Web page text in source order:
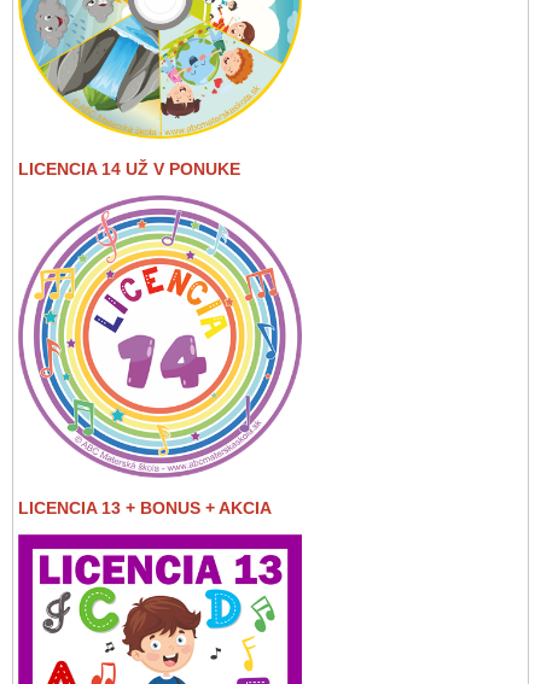
LICENCIA 14 UŽ V PONUKE
LICENCIA 13 + BONUS + AKCIA